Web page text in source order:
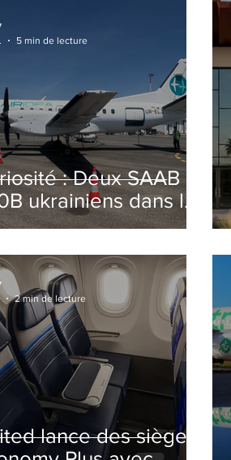
: Deux SAAB
ukrainiens dans le
Italien cet été
5 min de lecture
lance des sièges
2 min de lecture